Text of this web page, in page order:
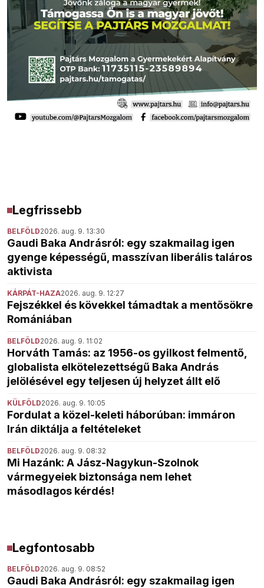
Legfrissebb
BELFÖLD2026. aug. 9. 13:30
Gaudi Baka Andrásról: egy szakmailag igen
gyenge képességű, masszívan liberális taláros
aktivista
KÁRPÁT-HAZA2026. aug. 9. 12:27
Fejszékkel és kövekkel támadtak a mentősökre
Romániában
BELFÖLD2026. aug. 9. 11:02
Horváth Tamás: az 1956-os gyilkost felmentő,
globalista elkötelezettségű Baka András
jelölésével egy teljesen új helyzet állt elő
KÜLFÖLD2026. aug. 9. 10:05
Fordulat a közel-keleti háborúban: immáron
Irán diktálja a feltételeket
BELFÖLD2026. aug. 9. 08:32
Mi Hazánk: A Jász-Nagykun-Szolnok
vármegyeiek biztonsága nem lehet
másodlagos kérdés!
Legfontosabb
BELFÖLD2026. aug. 9. 08:52
Gaudi Baka Andrásról: egy szakmailag igen